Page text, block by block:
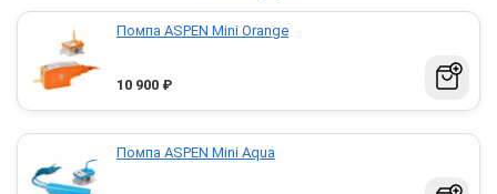
Помпа ASPEN Mini Orange
10 900 ₽
Помпа ASPEN Mini Aqua